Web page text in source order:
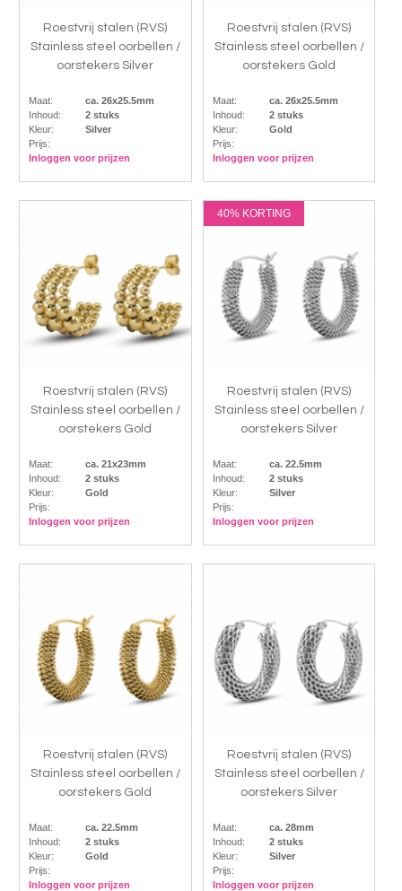
Roestvrij stalen (RVS)
Stainless steel oorbellen /
oorstekers Silver
Maat:
ca. 26x25.5mm
Inhoud:
2 stuks
Kleur:
Silver
Prijs:
Inloggen voor prijzen
Roestvrij stalen (RVS)
Stainless steel oorbellen /
oorstekers Gold
Maat:
ca. 26x25.5mm
Inhoud:
2 stuks
Kleur:
Gold
Prijs:
Inloggen voor prijzen
Roestvrij stalen (RVS)
Stainless steel oorbellen /
oorstekers Gold
Maat:
ca. 21x23mm
Inhoud:
2 stuks
Kleur:
Gold
Prijs:
Inloggen voor prijzen
40% KORTING
Roestvrij stalen (RVS)
Stainless steel oorbellen /
oorstekers Silver
Maat:
ca. 22.5mm
Inhoud:
2 stuks
Kleur:
Silver
Prijs:
Inloggen voor prijzen
Roestvrij stalen (RVS)
Stainless steel oorbellen /
oorstekers Gold
Maat:
ca. 22.5mm
Inhoud:
2 stuks
Kleur:
Gold
Prijs:
Inloggen voor prijzen
Roestvrij stalen (RVS)
Stainless steel oorbellen /
oorstekers Silver
Maat:
ca. 28mm
Inhoud:
2 stuks
Kleur:
Silver
Prijs:
Inloggen voor prijzen